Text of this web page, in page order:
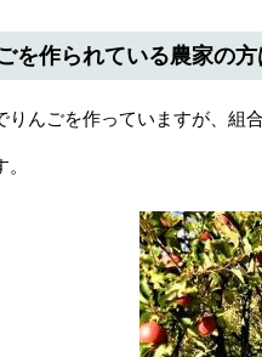
を作られている農家の
りんごを作っていますが、組